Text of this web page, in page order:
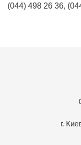
(044) 498 26 36,
г.